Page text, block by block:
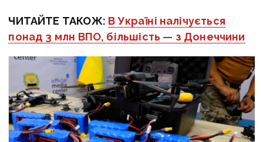
ЧИТАЙТЕ ТАКОЖ: В Україні налічується
понад 3 млн ВПО, більшість — з Донеччини